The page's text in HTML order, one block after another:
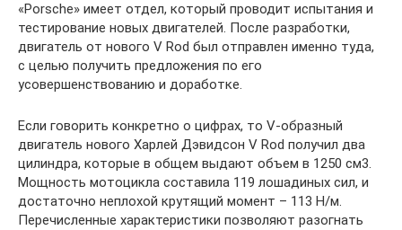
«Porsche» имеет отдел, который проводит испытания и
тестирование новых двигателей. После разработки,
двигатель от нового V Rod был отправлен именно туда,
с целью получить предложения по его
усовершенствованию и доработке.
Если говорить конкретно о цифрах, то V-образный
двигатель нового Харлей Дэвидсон V Rod получил два
цилиндра, которые в общем выдают объем в 1250 см3.
Мощность мотоцикла составила 119 лошадиных сил, и
достаточно неплохой крутящий момент – 113 Н/м.
Перечисленные характеристики позволяют разогнать